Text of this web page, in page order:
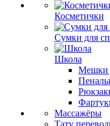
Косметички
Сумки для
Школа
Мешки
Массажёры
Тату